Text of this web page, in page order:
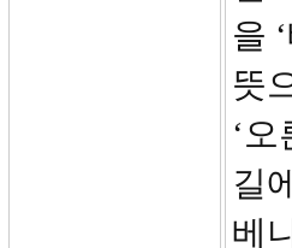
을
뜻
‘
길
베